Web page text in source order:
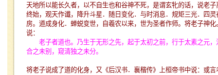
天地所以能长久者，以不自生也和谷神不死，是谓玄牝的话，说老
终始，观天作谶，降升斗星．随日变化．与时消息．规矩三光．四
房。道成身化．蝉蜕变世，自羲农以来，世为圣者作师。将老子神
说：
老子者道也。乃生于无形之先，起于太初之前，行于太素之元，
合之未别，窥清独之未分。
将老子说成了道的化身，又《后汉书．襄楷传》上桓帝书中说：或